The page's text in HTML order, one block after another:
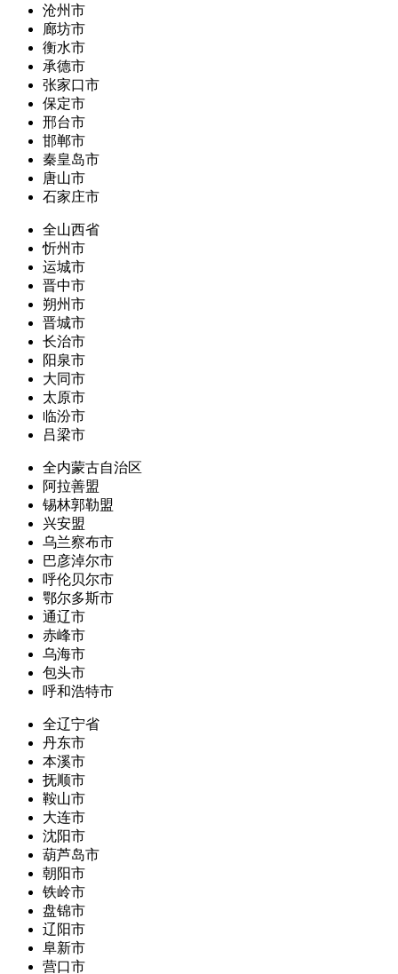
沧州市
廊坊市
衡水市
承德市
张家口市
保定市
邢台市
邯郸市
秦皇岛市
唐山市
石家庄市
全山西省
忻州市
运城市
晋中市
朔州市
晋城市
长治市
阳泉市
大同市
太原市
临汾市
吕梁市
全内蒙古自治区
阿拉善盟
锡林郭勒盟
兴安盟
乌兰察布市
巴彦淖尔市
呼伦贝尔市
鄂尔多斯市
通辽市
赤峰市
乌海市
包头市
呼和浩特市
全辽宁省
丹东市
本溪市
抚顺市
鞍山市
大连市
沈阳市
葫芦岛市
朝阳市
铁岭市
盘锦市
辽阳市
阜新市
营口市